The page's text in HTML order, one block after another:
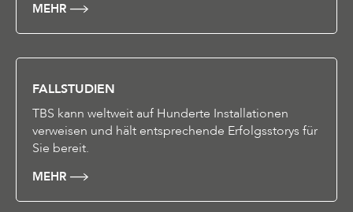
MEHR
FALLSTUDIEN
TBS kann weltweit auf Hunderte Installationen
verweisen und hält entsprechende Erfolgsstorys für
Sie bereit.
MEHR